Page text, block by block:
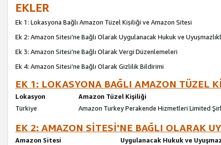
EKLER
Ek 1: Lokasyona Bağlı Amazon Tüzel Kişiliği ve Amazon Sitesi
Ek 2: Amazon Sitesi’ne Bağlı Olarak Uygulanacak Hukuk ve
Ek 3: Amazon Sitesi’ne Bağlı Olarak Vergi Düzenlemeleri
Ek 4: Amazon Sitesi’ne Bağlı Olarak Gizlilik Bildirimi
EK 1: LOKASYONA BAĞLI AMAZON TÜZEL
Lokasyon
Amazon Tüzel Kişiliği
Türkiye
Amazon Turkey Perakende Hizmetleri Limited
EK 2: AMAZON SİTESİ'NE BAĞLI OLARAK
Amazon Sitesi
Uygulanacak Hukuk ve